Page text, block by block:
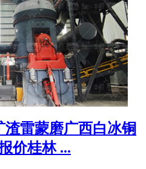
雷蒙磨广西白冰铜
价桂林 ...